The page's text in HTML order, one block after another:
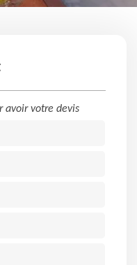
avoir votre devis